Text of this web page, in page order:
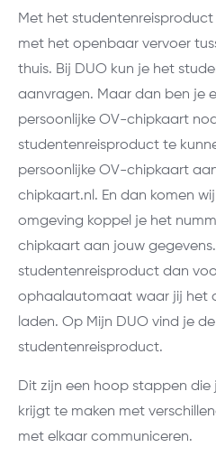
Met het
met het openbaar vervoer
thuis. Bij DUO kun je het
aanvragen. Maar dan ben je
persoonlijke OV-chipkaart
studentenreisproduct te
persoonlijke OV-chipkaart
chipkaart.nl. En dan komen
omgeving koppel je het
chipkaart aan jouw
studentenreisproduct dan
ophaalautomaat waar jij het
laden. Op Mijn DUO vind je
studentenreisproduct.
Dit zijn een hoop stappen
krijgt te maken met
met elkaar communiceren.